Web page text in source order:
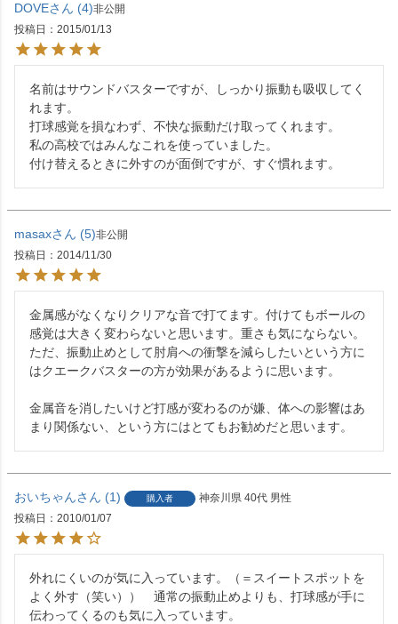
DOVE 4 非公開
投稿日
2015/01/13
名前はサウンドバスターですが、しっかり振動も吸収してく
れます。
打球感覚を損なわず、不快な振動だけ取ってくれます。
私の高校ではみんなこれを使っていました。
付け替えるときに外すのが面倒ですが、すぐ慣れます。
masax 5 非公開
投稿日
2014/11/30
金属感がなくなりクリアな音で打てます。付けてもボールの
感覚は大きく変わらないと思います。重さも気にならない。
ただ、振動止めとして肘肩への衝撃を減らしたいという方に
はクエークバスターの方が効果があるように思います。
金属音を消したいけど打感が変わるのが嫌、体への影響はあ
まり関係ない、という方にはとてもお勧めだと思います。
おいちゃん 1 購入者 神奈川県 40代 男性
投稿日
2010/01/07
外れにくいのが気に入っています。（＝スイートスポットを
よく外す（笑い））　通常の振動止めよりも、打球感が手に
伝わってくるのも気に入っています。